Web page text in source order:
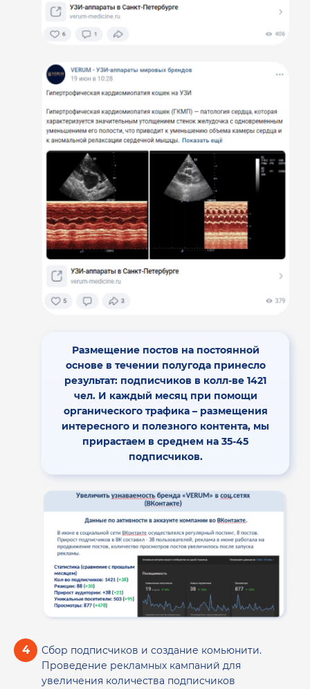
Размещение постов на постоянной
основе в течении полугода принесло
результат: подписчиков в колл-ве 1421
чел. И каждый месяц при помощи
органического трафика – размещения
интересного и полезного контента, мы
прирастаем в среднем на 35-45
подписчиков.
Сбор подписчиков и создание комьюнити.
Проведение рекламных кампаний для
увеличения количества подписчиков